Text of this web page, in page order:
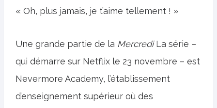
« Oh, plus jamais, je t’aime tellement ! »
Une grande partie de la MercrediLa série –
qui démarre sur Netflix le 23 novembre – est
Nevermore Academy, l’établissement
d’enseignement supérieur où des